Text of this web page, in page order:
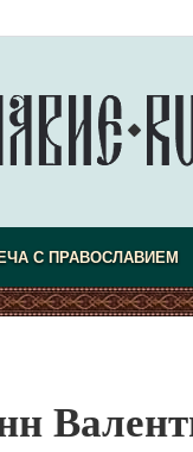
С ПРАВОСЛАВИЕМ